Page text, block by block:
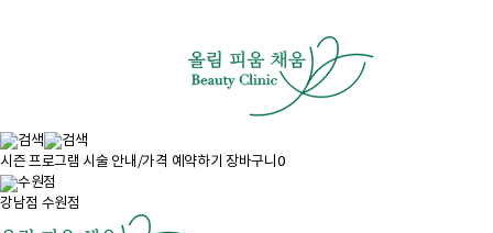
시즌 프로그램 시술 안내/가격 예약하기 장바구니 0
수원점
강남점 수원점